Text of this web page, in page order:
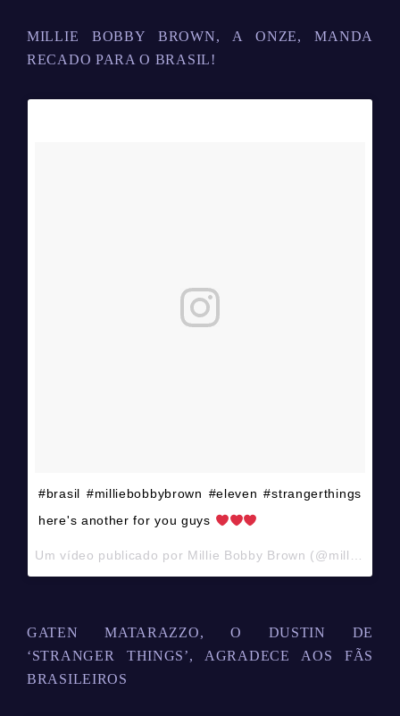
MILLIE BOBBY BROWN, A ONZE, MANDA
RECADO PARA O BRASIL!
#brasil #milliebobbybrown #eleven #strangerthings
here's another for you guys
Um vídeo publicado por Millie Bobby Brown (@milliebobby_brown) em
GATEN MATARAZZO, O DUSTIN DE
‘STRANGER THINGS’, AGRADECE AOS FÃS
BRASILEIROS